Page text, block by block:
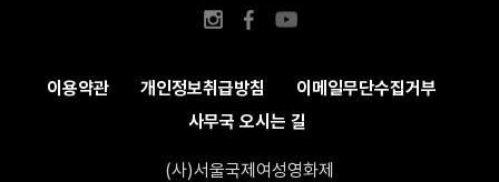
이용약관 개인정보취급방침
이메일무단수집거부
사무국 오시는 길
(사)서울국제여성영화제